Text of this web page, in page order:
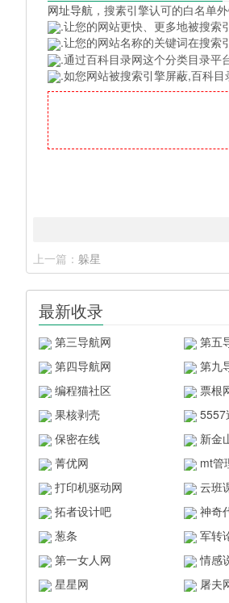
网址导航 ，搜素引擎认可的白名单
.让您的网站更快、更多地被搜索
.让您的网站名称的关键词在搜索
.通过百科目录网这个分类目录平
.如您网站被搜索引擎屏蔽,百科
上一篇： 躲星
最新收录
第三导航网 第五
第四导航网
第九
编程猫社区
票根
果核剥壳
5557
保密在线
新金
菁优网
mt管
打印机驱动网
云班
拓者设计吧
神奇
葱条
军转
第一女人网
情感
星星网
屠夫